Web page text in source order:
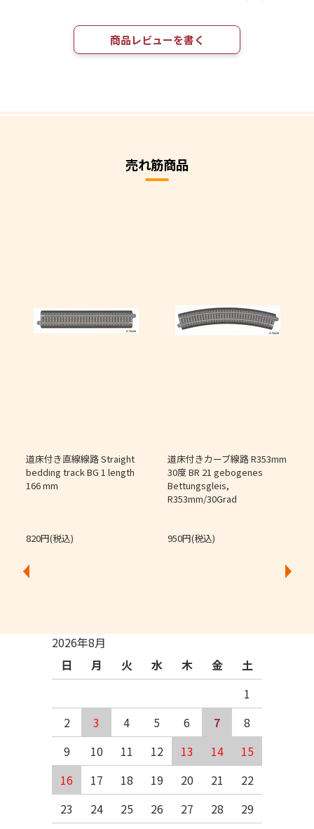
商品レビューを書く
売れ筋商品
道床付き直線線路 Straight
bedding track BG 1 length
166 mm
820円(税込)
道床付きカーブ線路 R353mm
30度 BR 21 gebogenes
Bettungsgleis,
R353mm/30Grad
950円(税込)
2026年8月
日
月 火 水 木 金
土
1
2
3 4 5 6 7
8
9
10 11 12 13 14
15
16
17 18 19 20 21
22
23
24 25 26 27 28 29